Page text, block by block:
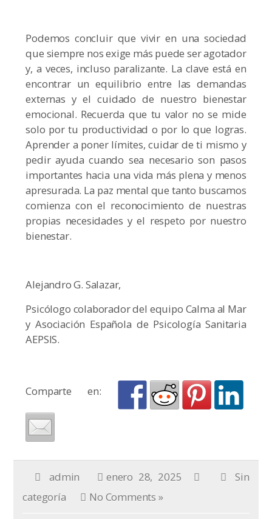
Podemos concluir que vivir en una sociedad
que siempre nos exige más puede ser agotador
y, a veces, incluso paralizante. La clave está en
encontrar un equilibrio entre las demandas
externas y el cuidado de nuestro bienestar
emocional. Recuerda que tu valor no se mide
solo por tu productividad o por lo que logras.
Aprender a poner límites, cuidar de ti mismo y
pedir ayuda cuando sea necesario son pasos
importantes hacia una vida más plena y menos
apresurada. La paz mental que tanto buscamos
comienza con el reconocimiento de nuestras
propias necesidades y el respeto por nuestro
bienestar.
Alejandro G. Salazar,
Psicólogo colaborador del equipo Calma al Mar
y Asociación Española de Psicología Sanitaria
AEPSIS.
Comparte en:
admin enero 28, 2025
Sin
categoría
No Comments »